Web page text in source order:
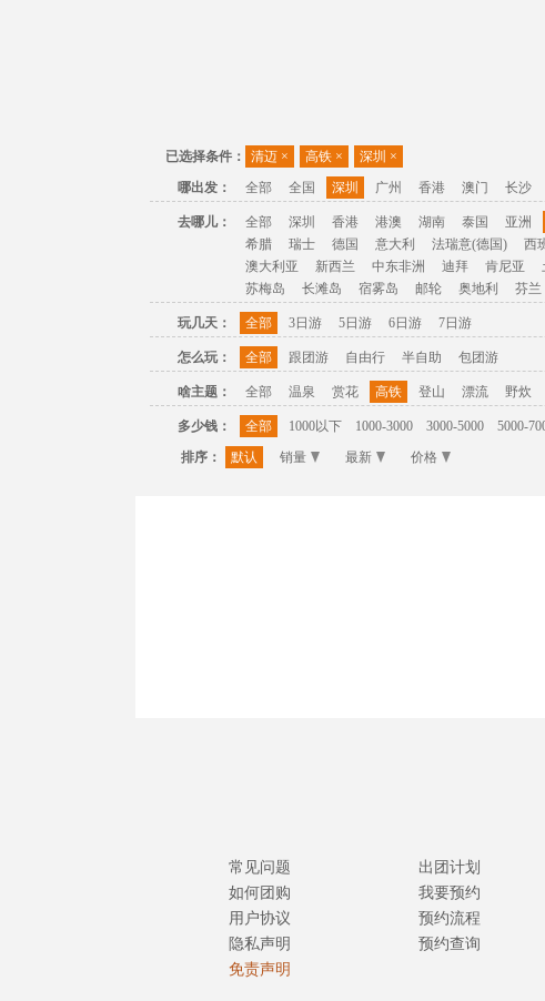
已选择条件： 清迈 × 高铁 × 深圳 ×
哪出发：
全部 全国 深圳 广州 香港 澳门 长沙
去哪儿： 全部 深圳 香港 港澳 湖南 泰国 亚洲
希腊
瑞士 德国 意大利 法瑞意(德国) 西
澳大利亚
新西兰 中东非洲 迪拜 肯尼亚
苏梅岛
长滩岛 宿雾岛 邮轮 奥地利 芬兰
玩几天： 全部 3日游 5日游 6日游 7日游
怎么玩： 全部 跟团游 自由行 半自助 包团游
啥主题： 全部 温泉 赏花 高铁 登山 漂流 野炊
多少钱： 全部 1000以下 1000-3000 3000-5000 5000-
排序：
默认 销量 最新 价格
常见问题
如何团购
用户协议
隐私声明
免责声明
出团计划
我要预约
预约流程
预约查询